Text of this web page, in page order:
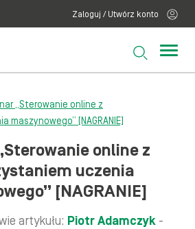
Zaloguj / Utwórz konto
„Sterowanie online z
[NAGRANIE]
online z
uczenia
[NAGRANIE]
artykułu: Piotr Adamczyk -